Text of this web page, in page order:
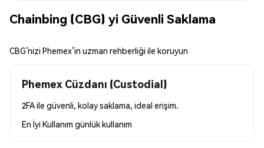
Chainbing (CBG) yi Güvenli Saklama
CBG’nizi Phemex’in uzman rehberliği ile koruyun
Phemex Cüzdanı (Custodial)
2FA ile güvenli, kolay saklama, ideal erişim.
En İyi Kullanım günlük kullanım